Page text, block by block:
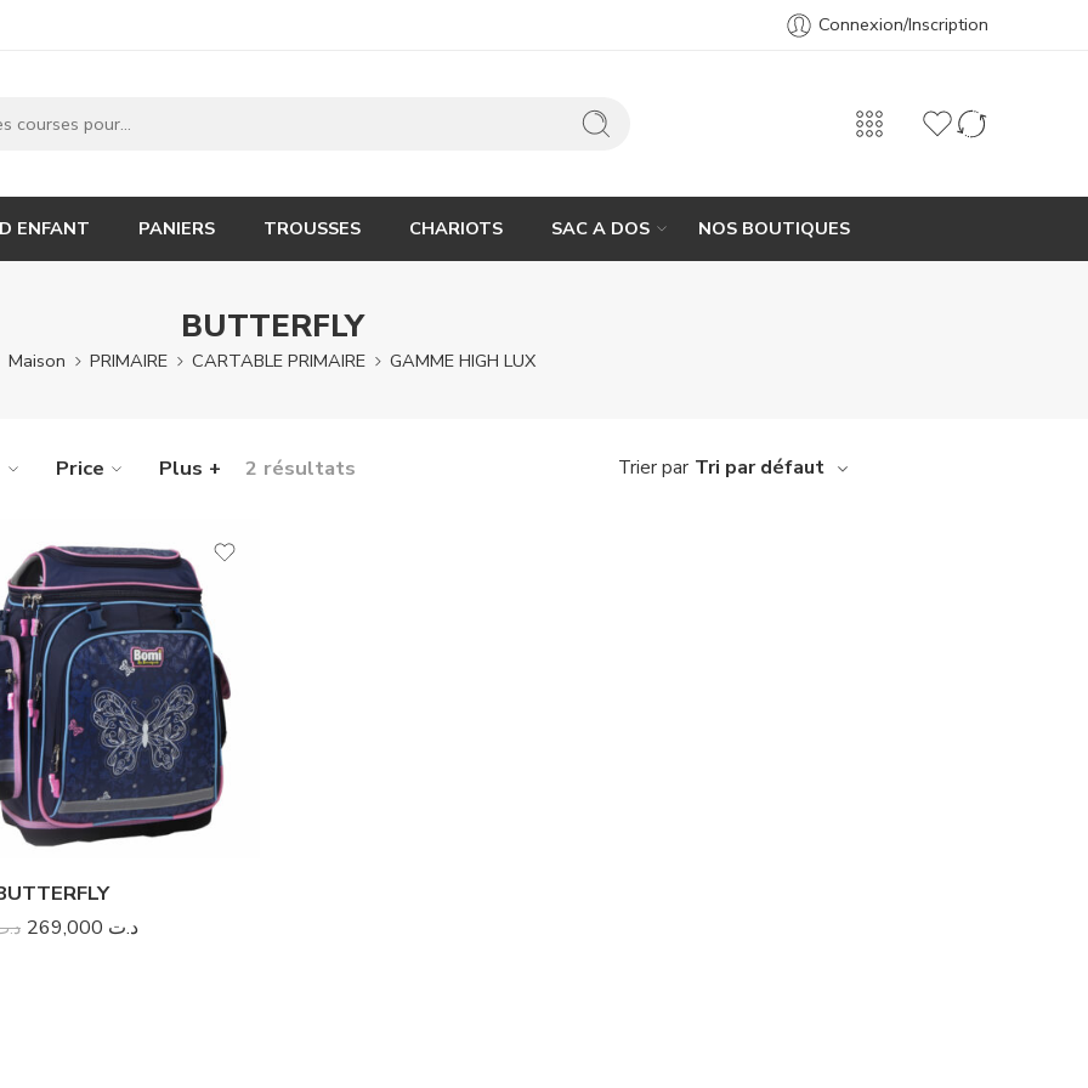
Connexion/Inscription
ENFANT PANIERS TROUSSES CHARIOTS SAC A DOS NOS BOUTIQUES
BUTTERFLY
Maison PRIMAIRE CARTABLE PRIMAIRE GAMME HIGH LUX
Price Plus + 2 résultats Trier par Tri par défaut
د.ت